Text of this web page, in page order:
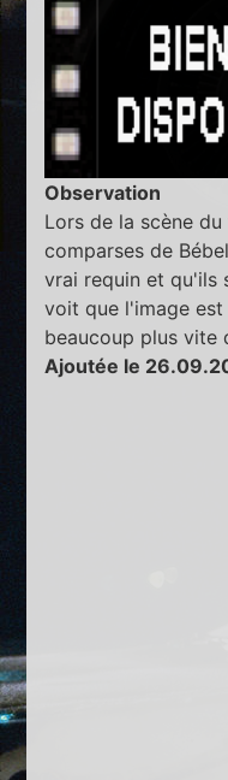
Observation
Lors de la scène
comparses de
vrai requin et qu'ils
voit que l'image
beaucoup plus vite
Ajoutée le